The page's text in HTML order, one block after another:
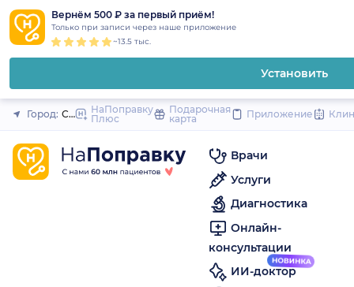
Вернём 500 ₽ за первый приём!
Только при записи через наше приложение
~13.5 тыс.
Установить
Закрыть
Город: Санкт-Петербург
НаПоправку
Плюс
Подарочная
карта
Приложение
Врачи
Услуги
Диагностика
Онлайн-
консультации
ИИ-доктор